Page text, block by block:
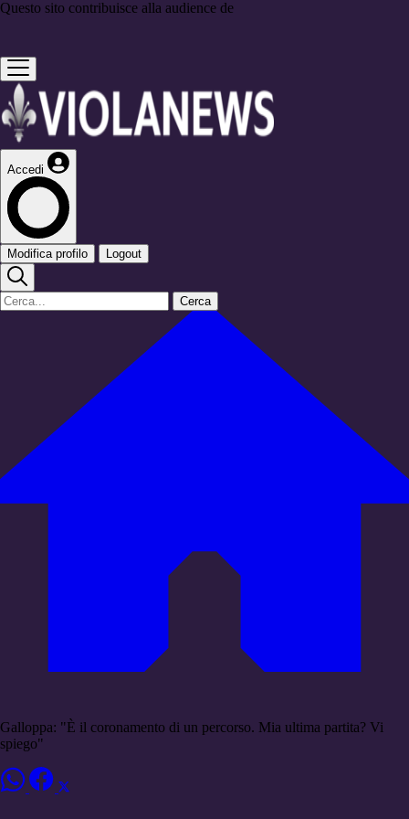
Questo sito contribuisce alla audience de
Accedi
Modifica profilo Logout
Cerca
Galloppa: "È il coronamento di un percorso. Mia ultima partita? Vi
spiego"